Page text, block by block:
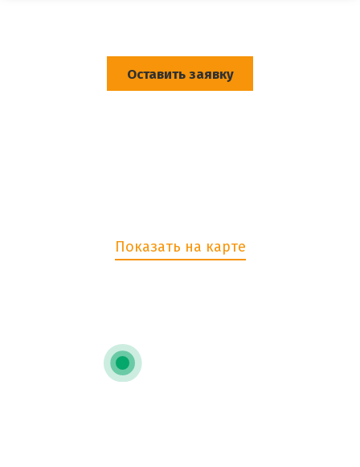
Оставить заявку
Показать на карте